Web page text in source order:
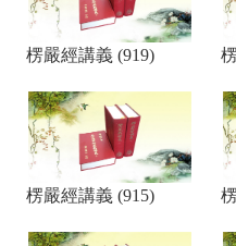
楞嚴經講義 (919)
楞嚴經講義 (915)